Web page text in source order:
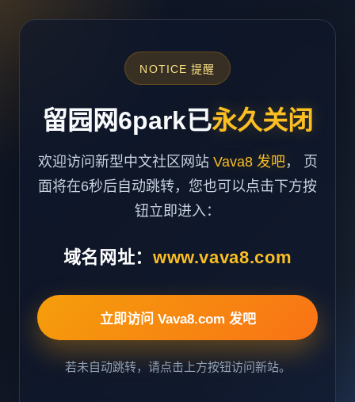
NOTICE 提醒
留园网6park已永久关闭
欢迎访问新型中文社区网站 Vava8 发吧， 页
面将在6秒后自动跳转，您也可以点击下方按
钮立即进入：
域名网址： www.vava8.com
立即访问 Vava8.com 发吧
若未自动跳转，请点击上方按钮访问新站。